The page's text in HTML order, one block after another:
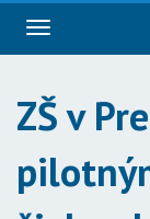
Navigácia
ZŠ v